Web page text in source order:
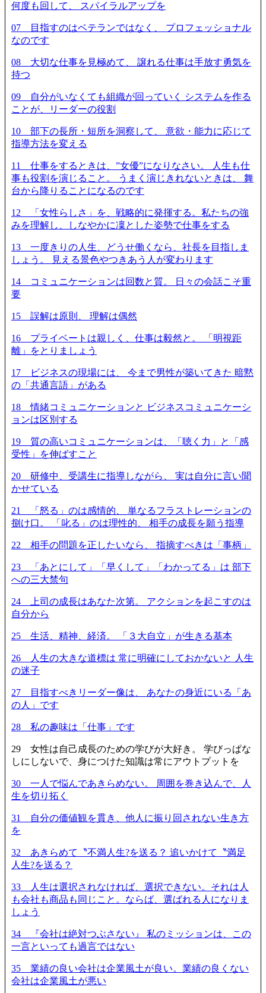
何度も回して、 スパイラルアップを
07 目指すのはベテランではなく、 プロフェッショナル
なのです
08 大切な仕事を見極めて、 譲れる仕事は手放す勇気を
持つ
09 自分がいなくても組織が回っていく システムを作る
ことが、リーダーの役割
10 部下の長所・短所を洞察して、 意欲・能力に応じて
指導方法を変える
11 仕事をするときは、”女優”になりなさい。 人生も仕
事も役割を演じること。 うまく演じきれないときは、 舞
台から降りることになるのです
12 「女性らしさ」を、戦略的に発揮する。私たちの強
みを理解し、しなやかに凜とした姿勢で仕事をする
13 一度きりの人生、どうせ働くなら、社長を目指しま
しょう。 見える景色やつきあう人が変わります
14 コミュニケーションは回数と質。 日々の会話こそ重
要
15 誤解は原則、 理解は偶然
16 プライベートは親しく、仕事は毅然と。 「明視距
離」をとりましょう
17 ビジネスの現場には、 今まで男性が築いてきた 暗黙
の「共通言語」がある
18 情緒コミュニケーションと ビジネスコミュニケーシ
ョンは区別する
19 質の高いコミュニケーションは、「聴く力」と「感
受性」を伸ばすこと
20 研修中、受講生に指導しながら、 実は自分に言い聞
かせている
21 「怒る」のは感情的、 単なるフラストレーションの
捌け口。 「叱る」のは理性的、 相手の成長を願う指導
22 相手の問題を正したいなら、 指摘すべきは「事柄」
23 「あとにして」「早くして」「わかってる」は 部下
への三大禁句
24 上司の成長はあなた次第。 アクションを起こすのは
自分から
25 生活、精神、経済。 「３大自立」が生きる基本
26 人生の大きな道標は 常に明確にしておかないと 人生
の迷子
27 目指すべきリーダー像は、 あなたの身近にいる「あ
の人」です
28 私の趣味は「仕事」です
29 女性は自己成長のための学びが大好き。 学びっぱな
しにしないで、身につけた知識は常にアウトプットを
30 一人で悩んであきらめない。 周囲を巻き込んで、人
生を切り拓く
31 自分の価値観を貫き、他人に振り回されない生き方
を
32 あきらめて〝不満人生?を送る？ 追いかけて〝満足
人生?を送る？
33 人生は選択されなければ、選択できない。それは人
も会社も商品も同じこと。ならば、選ばれる人になりま
しょう
34 『会社は絶対つぶさない』 私のミッションは、この
一言といっても過言ではない
35 業績の良い会社は企業風土が良い。業績の良くない
会社は企業風土が悪い